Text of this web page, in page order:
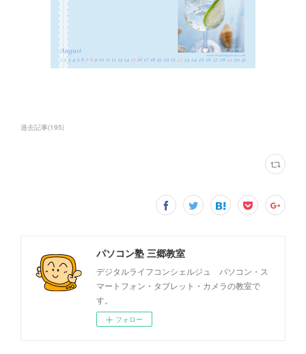
過去記事(195)
パソコン塾 三郷教室
デジタルライフコンシェルジュ パソコン・ス
マートフォン・タブレット・カメラの教室で
す。
フォロー